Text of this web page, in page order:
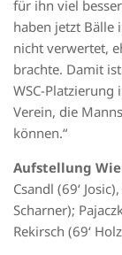
für ihn viel
haben jetzt Bälle
nicht verwertet,
brachte. Damit
WSC-Platzierung
Verein, die
können.“
Aufstellung
Csandl (69‘
Scharner);
Rekirsch (69‘